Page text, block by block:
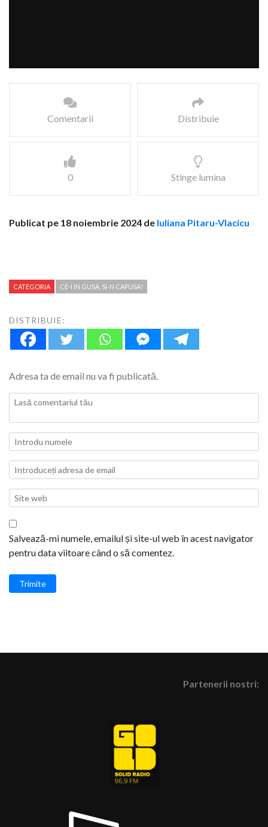
Comentarii Distribuie
0 Stinge lumina
Publicat pe 18 noiembrie 2024 de Iuliana Pitaru-Vlacicu
CATEGORIA CE-I IN GUSA, SI-N CAPUSA!
DISTRIBUIE:
Adresa ta de email nu va fi publicată.
Salvează-mi numele, emailul și site-ul web în acest navigator
pentru data viitoare când o să comentez.
Trimite
Partenerii nostri: